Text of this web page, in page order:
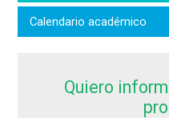
Calendario académico
Quiero